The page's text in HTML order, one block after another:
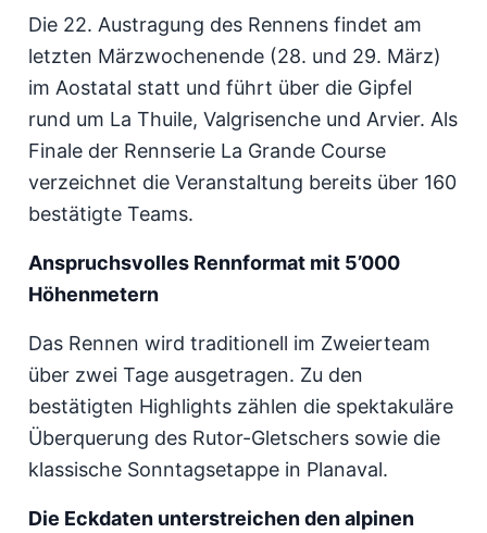
Die 22. Austragung des Rennens findet am
letzten Märzwochenende (28. und 29. März)
im Aostatal statt und führt über die Gipfel
rund um La Thuile, Valgrisenche und Arvier. Als
Finale der Rennserie La Grande Course
verzeichnet die Veranstaltung bereits über 160
bestätigte Teams.
Anspruchsvolles Rennformat mit 5’000
Höhenmetern
Das Rennen wird traditionell im Zweierteam
über zwei Tage ausgetragen. Zu den
bestätigten Highlights zählen die spektakuläre
Überquerung des Rutor-Gletschers sowie die
klassische Sonntagsetappe in Planaval.
Die Eckdaten unterstreichen den alpinen